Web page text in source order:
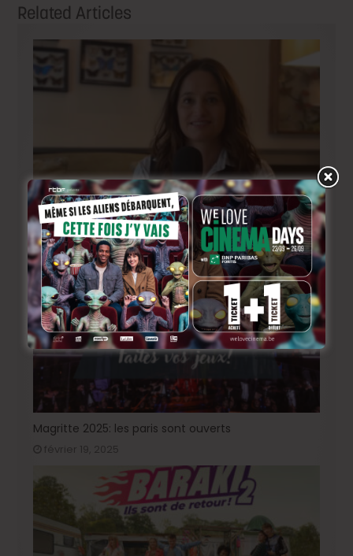
Related Articles
Rencontre avec Marie Gillain, à propos de « Une
place pour Pierrot »
septembre 8, 2025
Magritte 2025: les paris sont ouverts
février 19, 2025